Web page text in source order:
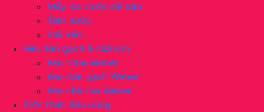
Máy lọc nước để bàn
Tăm nước
Vali kéo
Keo dán gạch & chà ron
Keo trám Weber
Keo dán gạch Weber
Keo chà ron Weber
Kiến thức tiêu dùng